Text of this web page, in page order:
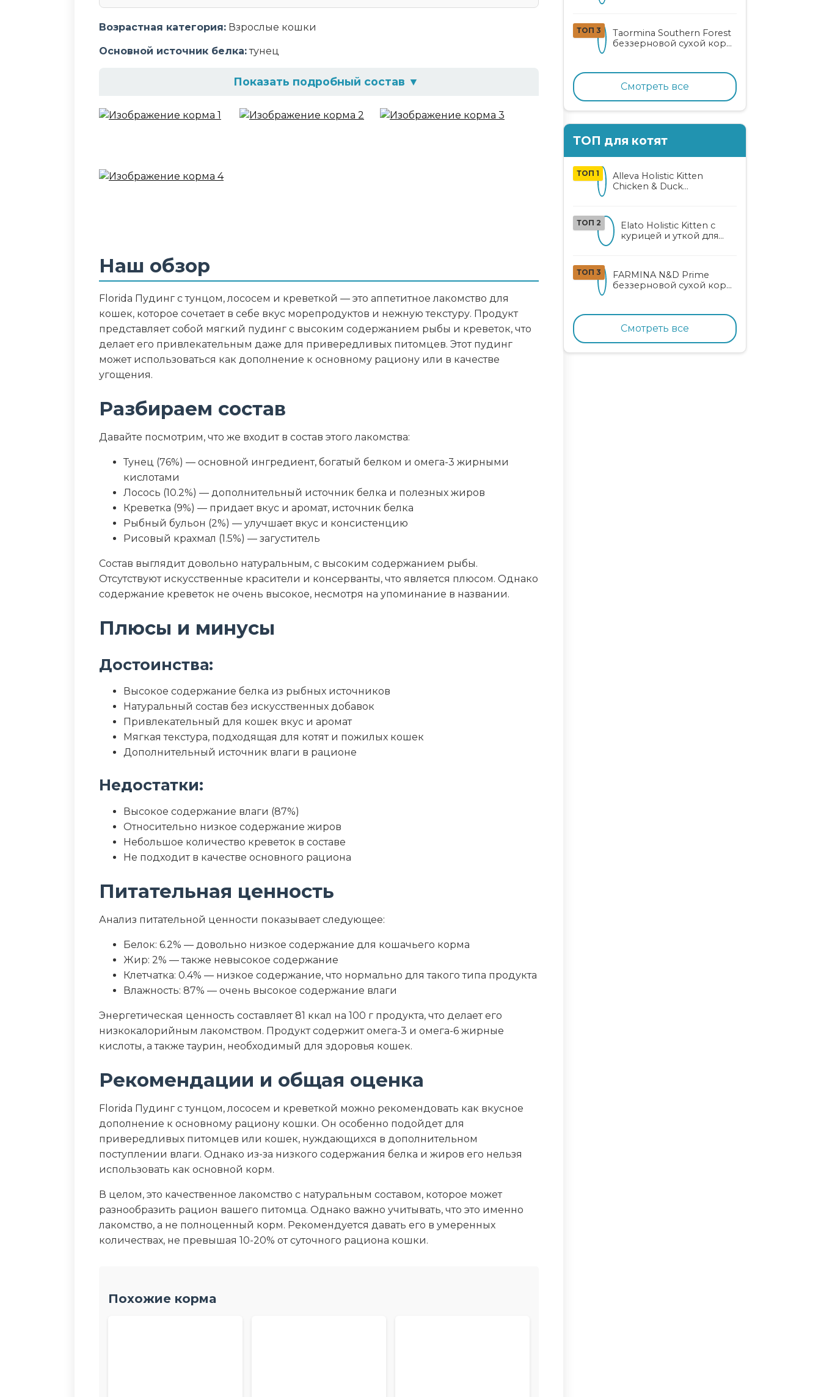
Возрастная категория: Взрослые кошки
Основной источник белка:тунец
Показать подробный состав ▼
Состав корма
Аналитический состав
Дополнительные ингредиенты
Омега-3, Омега-6, таурин, витамин Е
Пищевая ценность
Белок (%) 6.2
Клетчатка (%)
Влага (%) 87
Калорийность (ккал/100г) 81
Наш обзор
Florida Пудинг с тунцом, лососем и креветкой — это аппетитное лакомство для
кошек, которое сочетает в себе вкус морепродуктов и нежную текстуру. Продукт
представляет собой мягкий пудинг с высоким содержанием рыбы и креветок, что
делает его привлекательным даже для привередливых питомцев. Этот пудинг
может использоваться как дополнение к основному рациону или в качестве
угощения.
Разбираем состав
Давайте посмотрим, что же входит в состав этого лакомства:
Тунец (76%) — основной ингредиент, богатый белком и омега-3 жирными
кислотами
Лосось (10.2%) — дополнительный источник белка и полезных жиров
Креветка (9%) — придает вкус и аромат, источник белка
Рыбный бульон (2%) — улучшает вкус и консистенцию
Рисовый крахмал (1.5%) — загуститель
Состав выглядит довольно натуральным, с высоким содержанием рыбы.
Отсутствуют искусственные красители и консерванты, что является плюсом. Однако
содержание креветок не очень высокое, несмотря на упоминание в названии.
Плюсы и минусы
Достоинства:
Высокое содержание белка из рыбных источников
Натуральный состав без искусственных добавок
Привлекательный для кошек вкус и аромат
Мягкая текстура, подходящая для котят и пожилых кошек
Дополнительный источник влаги в рационе
Недостатки:
Высокое содержание влаги (87%)
Относительно низкое содержание жиров
Небольшое количество креветок в составе
Не подходит в качестве основного рациона
Питательная ценность
Анализ питательной ценности показывает следующее:
Белок: 6.2% — довольно низкое содержание для кошачьего корма
Жир: 2% — также невысокое содержание
Клетчатка: 0.4% — низкое содержание, что нормально для такого типа продукта
Влажность: 87% — очень высокое содержание влаги
Энергетическая ценность составляет 81 ккал на 100 г продукта, что делает его
низкокалорийным лакомством. Продукт содержит омега-3 и омега-6 жирные
кислоты, а также таурин, необходимый для здоровья кошек.
Рекомендации и общая оценка
Florida Пудинг с тунцом, лососем и креветкой можно рекомендовать как вкусное
дополнение к основному рациону кошки. Он особенно подойдет для
привередливых питомцев или кошек, нуждающихся в дополнительном
поступлении влаги. Однако из-за низкого содержания белка и жиров его нельзя
использовать как основной корм.
В целом, это качественное лакомство с натуральным составом, которое может
разнообразить рацион вашего питомца. Однако важно учитывать, что это именно
лакомство, а не полноценный корм. Рекомендуется давать его в умеренных
количествах, не превышая 10-20% от суточного рациона кошки.
Похожие корма
лососем
ТОП 3
Taormina Southern Forest
беззерновой сухой корм
ягодами и овощами
Смотреть все
ТОП для котят
ТОП 1
Alleva Holistic Kitten
Chicken & Duck
ТОП 2
Elato Holistic Kitten с
курицей и уткой для
ТОП 3
FARMINA N&D Prime
беззерновой сухой корм
курицей и гранатом
Смотреть все